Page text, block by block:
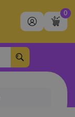
0